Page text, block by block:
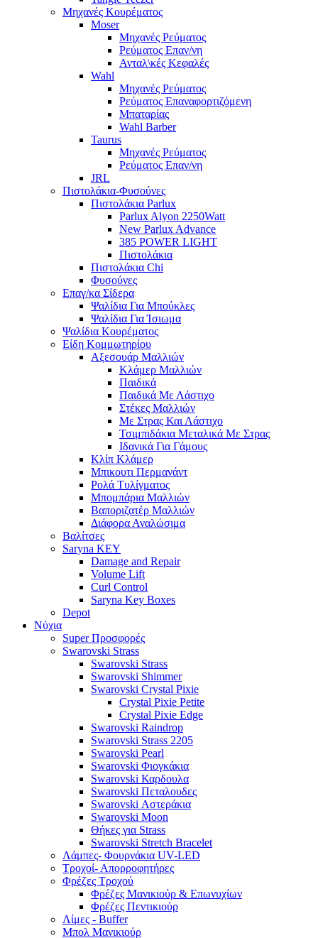
Μηχανές Κουρέματος
Moser
Μηχανές Ρεύματος
Ρεύματος Επαν/νη
Ανταλ\κές Κεφαλές
Wahl
Μηχανές Ρεύματος
Ρεύματος Επαναφορτιζόμενη
Μπαταρίας
Wahl Barber
Taurus
Μηχανές Ρεύματος
Ρεύματος Επαν/νη
JRL
Πιστολάκια-Φυσούνες
Πιστολάκια Parlux
Parlux Alyon 2250Watt
New Parlux Advance
385 POWER LIGHT
Πιστολάκια
Πιστολάκια Chi
Φυσούνες
Επαγ/κα Σίδερα
Ψαλίδια Για Μπούκλες
Ψαλίδια Για Ίσιωμα
Ψαλίδια Κουρέματος
Είδη Κομμωτηρίου
Αξεσουάρ Μαλλιών
Κλάμερ Μαλλιών
Παιδικά
Παιδικά Με Λάστιχο
Στέκες Μαλλιών
Με Στρας Και Λάστιχο
Τσιμπιδάκια Μεταλικά Με Στρας
Ιδανικά Για Γάμους
Κλίπ Κλάμερ
Μπικουτι Περμανάντ
Ρολά Τυλίγματος
Μπομπάρια Μαλλιών
Βαποριζατέρ Μαλλιών
Διάφορα Αναλώσιμα
Βαλίτσες
Saryna KEY
Damage and Repair
Volume Lift
Curl Control
Saryna Key Boxes
Depot
Νύχια
Super Προσφορές
Swarovski Strass
Swarovski Strass
Swarovski Shimmer
Swarovski Crystal Pixie
Crystal Pixie Petite
Crystal Pixie Edge
Swarovski Raindrop
Swarovski Strass 2205
Swarovski Pearl
Swarovski Φιογκάκια
Swarovski Καρδουλα
Swarovski Πεταλουδες
Swarovski Αστεράκια
Swarovski Moon
Θήκες για Strass
Swarovski Stretch Bracelet
Λάμπες- Φουρνάκια UV-LED
Τροχοί- Απορροφητήρες
Φρέζες Τροχού
Φρέζες Μανικιούρ & Επωνυχίων
Φρέζες Πεντικιούρ
Λίμες - Buffer
Μπολ Μανικιούρ